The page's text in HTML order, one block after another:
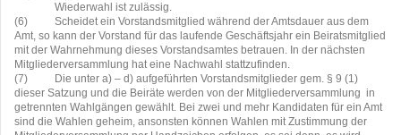
Wiederwahl ist zulässig.
(6)
Scheidet ein Vorstandsmitglied während der Amtsdauer aus dem
Amt, so kann der Vorstand für das laufende Geschäftsjahr ein Beiratsmitglied
mit der Wahrnehmung dieses Vorstandsamtes betrauen. In der nächsten
Mitgliederversammlung hat eine Nachwahl stattzufinden.
(7)
Die unter a) – d) aufgeführten Vorstandsmitglieder gem. § 9 (1)
dieser Satzung und die Beiräte werden von der Mitgliederversammlung in
getrennten Wahlgängen gewählt. Bei zwei und mehr Kandidaten für ein Amt
sind die Wahlen geheim, ansonsten können Wahlen mit Zustimmung der